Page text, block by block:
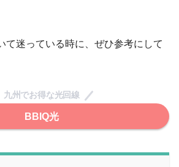
て迷っている時に、ぜひ参考にして
九州でお得な光回線
BBIQ光